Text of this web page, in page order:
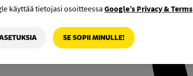
käyttää tietojasi osoitteessa Google’s Privacy & Terms
SE SOPII MINULLE!